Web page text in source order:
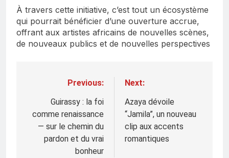
À travers cette initiative, c’est tout un écosystème
qui pourrait bénéficier d’une ouverture accrue,
offrant aux artistes africains de nouvelles scènes,
de nouveaux publics et de nouvelles perspectives
Navigation
l’article
Previous:
Guirassy : la foi
comme renaissance
— sur le chemin du
pardon et du vrai
bonheur
Next:
Azaya dévoile
“Jamila”, un nouveau
clip aux accents
romantiques